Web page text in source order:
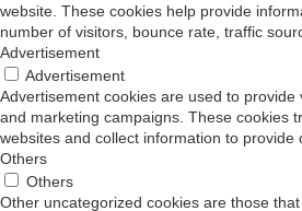
website. These cookies help provide
number of visitors, bounce rate, traffic
Advertisement
Advertisement
Advertisement cookies are used to provide
and marketing campaigns. These cookies
websites and collect information to provide
Others
Others
Other uncategorized cookies are those